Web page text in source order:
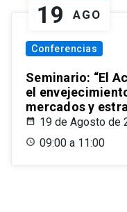
19 AGO
Conferencias
Seminario: “El
el
mercados y
19 de Agosto de
09:00 a 11:00